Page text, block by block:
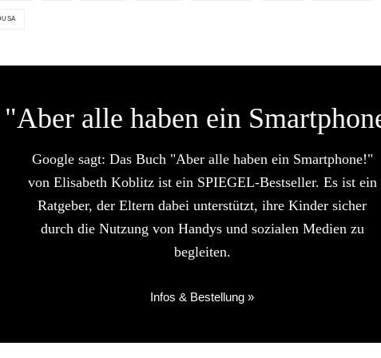
USA
"Aber alle haben ein
Google sagt: Das Buch "Aber alle haben ein Smartphone!"
von Elisabeth Koblitz ist ein SPIEGEL-Bestseller. Es ist ein
Ratgeber, der Eltern dabei unterstützt, ihre Kinder sicher
durch die Nutzung von Handys und sozialen Medien zu
begleiten.
Infos & Bestellung »